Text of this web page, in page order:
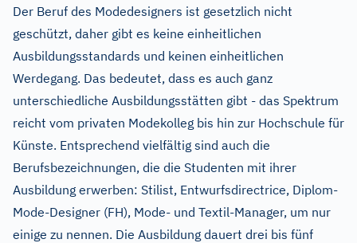
Der Beruf des Modedesigners ist gesetzlich nicht
geschützt, daher gibt es keine einheitlichen
Ausbildungsstandards und keinen einheitlichen
Werdegang. Das bedeutet, dass es auch ganz
unterschiedliche Ausbildungsstätten gibt - das Spektrum
reicht vom privaten Modekolleg bis hin zur Hochschule für
Künste. Entsprechend vielfältig sind auch die
Berufsbezeichnungen, die die Studenten mit ihrer
Ausbildung erwerben: Stilist, Entwurfsdirectrice, Diplom-
Mode-Designer (FH), Mode- und Textil-Manager, um nur
einige zu nennen. Die Ausbildung dauert drei bis fünf